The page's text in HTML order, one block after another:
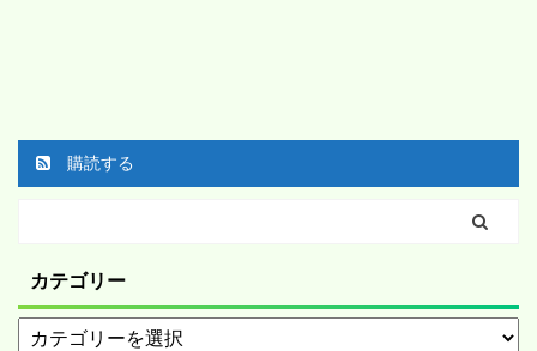
購読する
カテゴリー